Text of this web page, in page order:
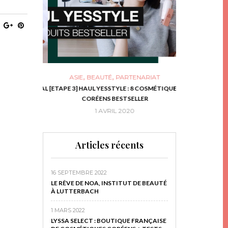
ASIE,BEAUTÉ,PARTENARIAT
[ETAPE 3] HAUL YESSTYLE : 8 COSMÉTIQUES
CORÉENS BESTSELLER
1 AVRIL 2020
Articles récents
16 SEPTEMBRE 2022
LE RÊVE DE NOA, INSTITUT DE BEAUTÉ
À LUTTERBACH
1 MARS 2022
LYSSA SELECT : BOUTIQUE FRANÇAISE